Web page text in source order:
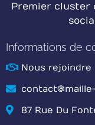
Premier cluster
Informations de
Nous rejoindre
87 Rue Du